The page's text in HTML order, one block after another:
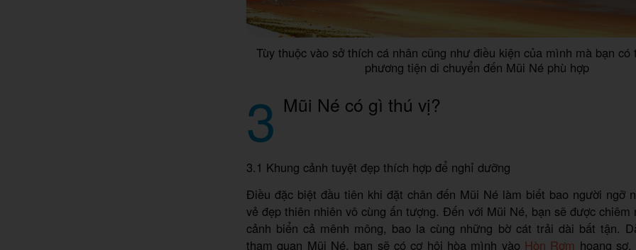
Tùy thuộc vào sở thích cá nhân cũng như điều kiện của mình mà bạn có
phương tiện di chuyển đến Mũi Né phù hợp
3 Mũi Né có gì thú vị?
3.1 Khung cảnh tuyệt đẹp thích hợp để nghỉ dưỡng
Điều đặc biệt đầu tiên khi đặt chân đến Mũi Né làm biết bao người ngỡ
vẻ đẹp thiên nhiên vô cùng ấn tượng. Đến với Mũi Né, bạn sẽ được chiêm
cảnh biển cả mênh mông, bao la cùng những bờ cát trải dài bất tận.
tham quan Mũi Né, bạn sẽ có cơ hội hòa mình vào Hòn Rơm hoang